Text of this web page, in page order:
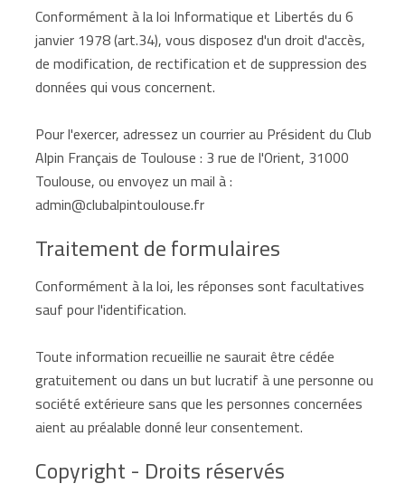
Conformément à la loi Informatique et Libertés du 6
janvier 1978 (art.34), vous disposez d'un droit d'accès,
de modification, de rectification et de suppression des
données qui vous concernent.
Pour l'exercer, adressez un courrier au Président du Club
Alpin Français de Toulouse : 3 rue de l'Orient, 31000
Toulouse, ou envoyez un mail à :
admin@clubalpintoulouse.fr
Traitement de formulaires
Conformément à la loi, les réponses sont facultatives
sauf pour l'identification.
Toute information recueillie ne saurait être cédée
gratuitement ou dans un but lucratif à une personne ou
société extérieure sans que les personnes concernées
aient au préalable donné leur consentement.
Copyright - Droits réservés